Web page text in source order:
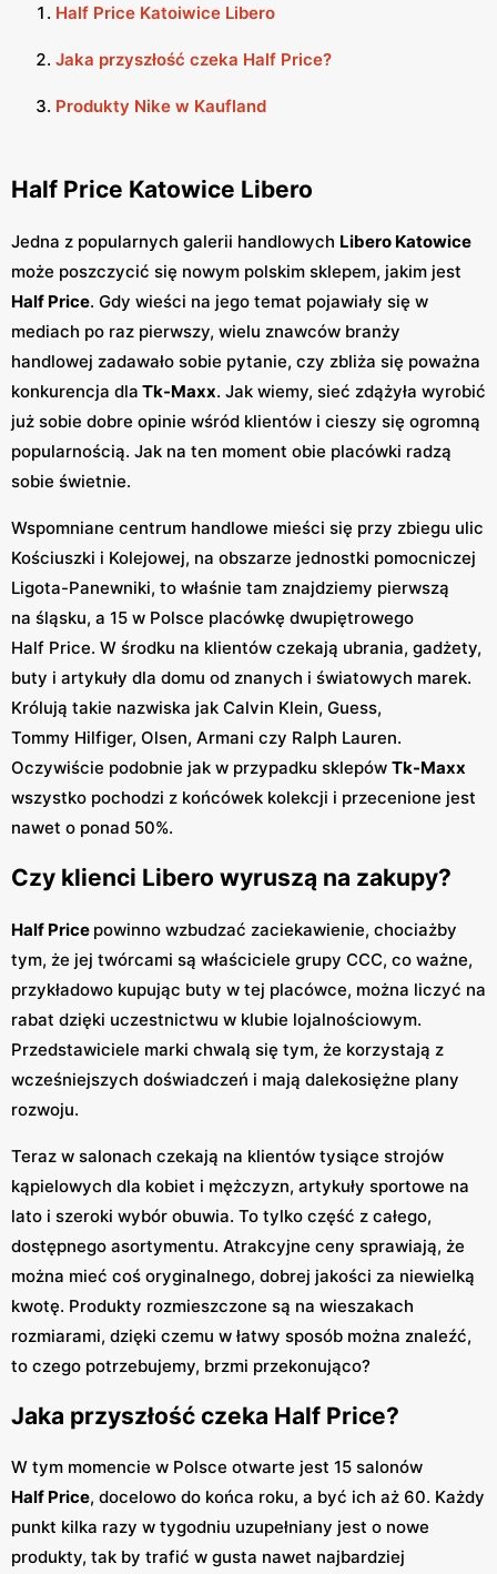
Half Price Katoiwice Libero
Jaka przyszłość czeka Half Price?
Produkty Nike w Kaufland
Half Price Katowice Libero
Jedna z popularnych galerii handlowych Libero Katowice
może poszczycić się nowym polskim sklepem, jakim jest
Half Price. Gdy wieści na jego temat pojawiały się w
mediach po raz pierwszy, wielu znawców branży
handlowej zadawało sobie pytanie, czy zbliża się poważna
konkurencja dla Tk-Maxx. Jak wiemy, sieć zdążyła wyrobić
już sobie dobre opinie wśród klientów i cieszy się ogromną
popularnością. Jak na ten moment obie placówki radzą
sobie świetnie.
Wspomniane centrum handlowe mieści się przy zbiegu ulic
Kościuszki i Kolejowej, na obszarze jednostki pomocniczej
Ligota-Panewniki, to właśnie tam znajdziemy pierwszą
na śląsku, a 15 w Polsce placówkę dwupiętrowego
Half Price. W środku na klientów czekają ubrania, gadżety,
buty i artykuły dla domu od znanych i światowych marek.
Królują takie nazwiska jak Calvin Klein, Guess,
Tommy Hilfiger, Olsen, Armani czy Ralph Lauren.
Oczywiście podobnie jak w przypadku sklepów Tk-Maxx
wszystko pochodzi z końcówek kolekcji i przecenione jest
nawet o ponad 50%.
Czy klienci Libero wyruszą na zakupy?
Half Price powinno wzbudzać zaciekawienie, chociażby
tym, że jej twórcami są właściciele grupy CCC, co ważne,
przykładowo kupując buty w tej placówce, można liczyć na
rabat dzięki uczestnictwu w klubie lojalnościowym.
Przedstawiciele marki chwalą się tym, że korzystają z
wcześniejszych doświadczeń i mają dalekosiężne plany
rozwoju.
Teraz w salonach czekają na klientów tysiące strojów
kąpielowych dla kobiet i mężczyzn, artykuły sportowe na
lato i szeroki wybór obuwia. To tylko część z całego,
dostępnego asortymentu. Atrakcyjne ceny sprawiają, że
można mieć coś oryginalnego, dobrej jakości za niewielką
kwotę. Produkty rozmieszczone są na wieszakach
rozmiarami, dzięki czemu w łatwy sposób można znaleźć,
to czego potrzebujemy, brzmi przekonująco?
Jaka przyszłość czeka Half Price?
W tym momencie w Polsce otwarte jest 15 salonów
Half Price, docelowo do końca roku, a być ich aż 60. Każdy
punkt kilka razy w tygodniu uzupełniany jest o nowe
produkty, tak by trafić w gusta nawet najbardziej